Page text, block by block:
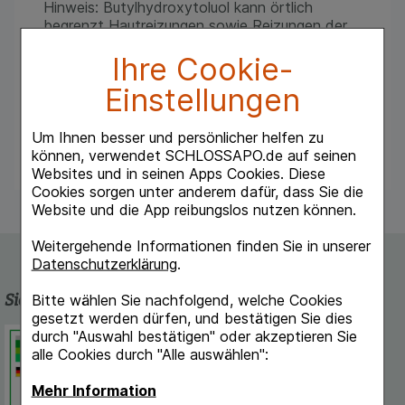
Ihre Cookie-
Einstellungen
Um Ihnen besser und persönlicher helfen zu
können, verwendet SCHLOSSAPO.de auf seinen
Websites und in seinen Apps Cookies. Diese
Cookies sorgen unter anderem dafür, dass Sie die
Website und die App reibungslos nutzen können.
Weitergehende Informationen finden Sie in unserer
Datenschutzerklärung.
Bitte wählen Sie nachfolgend, welche Cookies
gesetzt werden dürfen, und bestätigen Sie dies
durch "Auswahl bestätigen" oder akzeptieren Sie
alle Cookies durch "Alle auswählen":
Mehr Information
Hinweis: Butylhydroxytoluol kann örtlich
begrenzt Hautreizungen sowie Reizungen der
Hinweis: Sie können Posterisan® protect
unbedenklich
Hinweis: Sie können Posterisan® protect
unbedenklich in der Schwangerschaft und
Stillzeit anwenden.
Sicherheit und Qualität
Schlossapo.de ist registriert beim
Deutschen Institut für Medizinische